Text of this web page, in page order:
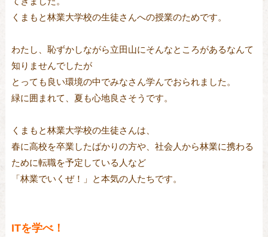
くまもと林業大学校の生徒さんへの授業のためです。
わたし、恥ずかしながら立田山にそんなところがあるなんて
知りませんでしたが
とっても良い環境の中でみなさん学んでおられました。
緑に囲まれて、夏も心地良さそうです。
くまもと林業大学校の生徒さんは、
春に高校を卒業したばかりの方や、社会人から林業に携わる
ために転職を予定している人など
「林業でいくぜ！」と本気の人たちです。
ITを学べ！